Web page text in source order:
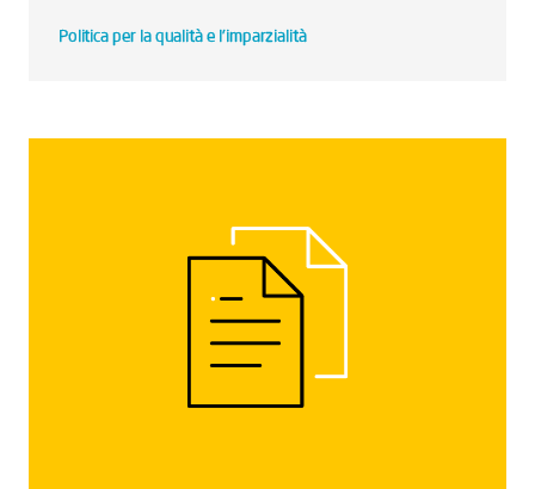
Politica per la qualità e l'imparzialità